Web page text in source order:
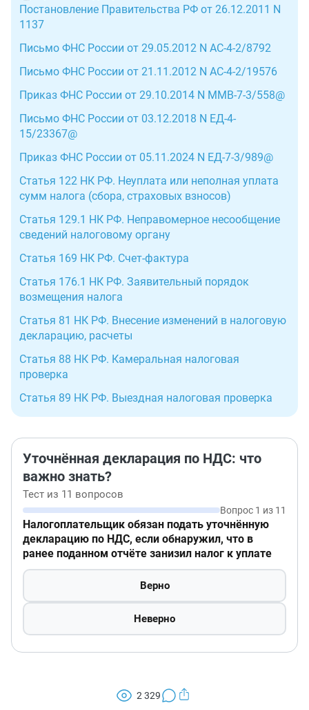
Постановление Правительства РФ от 26.12.2011 N
1137
Письмо ФНС России от 29.05.2012 N АС-4-2/8792
Письмо ФНС России от 21.11.2012 N АС-4-2/19576
Приказ ФНС России от 29.10.2014 N ММВ-7-3/558@
Письмо ФНС России от 03.12.2018 N ЕД-4-
15/23367@
Приказ ФНС России от 05.11.2024 N ЕД-7-3/989@
Статья 122 НК РФ. Неуплата или неполная уплата
сумм налога (сбора, страховых взносов)
Статья 129.1 НК РФ. Неправомерное несообщение
сведений налоговому органу
Статья 169 НК РФ. Счет-фактура
Статья 176.1 НК РФ. Заявительный порядок
возмещения налога
Статья 81 НК РФ. Внесение изменений в налоговую
декларацию, расчеты
Статья 88 НК РФ. Камеральная налоговая
проверка
Статья 89 НК РФ. Выездная налоговая проверка
Уточнённая декларация по НДС: что
важно знать?
Тест из 11 вопросов
Вопрос 1 из 11
Налогоплательщик обязан подать уточнённую
декларацию по НДС, если обнаружил, что в
ранее поданном отчёте занизил налог к уплате
Верно
Неверно
2 329